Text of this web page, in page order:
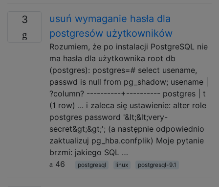
3
usuń wymaganie hasła dla
postgresów użytkowników
Rozumiem, że po instalacji PostgreSQL nie
ma hasła dla użytkownika root db
(postgres): postgres=# select usename,
passwd is null from pg_shadow; usename |
?column? ----------+---------- postgres | t
(1 row) ... i zaleca się ustawienie: alter role
postgres password '&lt;&lt;very-
secret&gt;&gt;'; (a następnie odpowiednio
zaktualizuj pg_hba.confplik) Moje pytanie
brzmi: jakiego SQL …
46
postgresql linux postgresql-9.1